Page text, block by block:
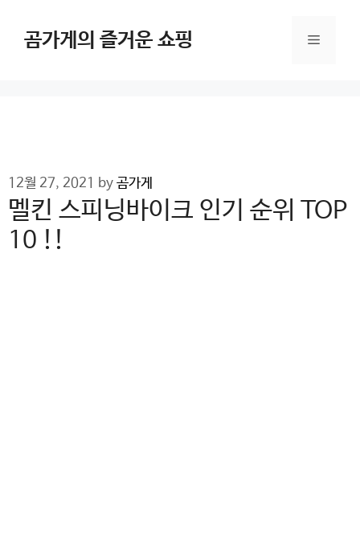
content곰가게의 즐거운 쇼핑 Menu
12월 27, 2021 by 곰가게
멜킨 스피닝바이크 인기 순위 TOP
10 !!